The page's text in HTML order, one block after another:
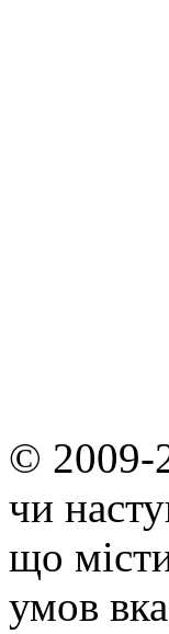
© 2009-
чи
що
умов